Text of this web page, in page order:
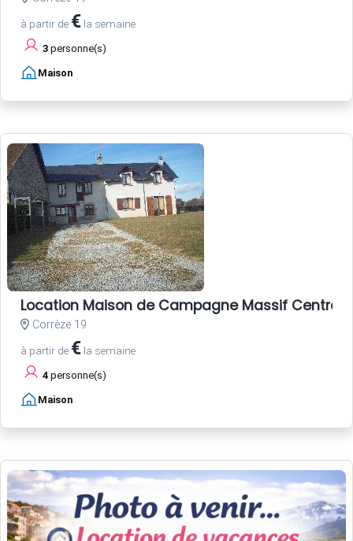
à partir de € la semaine
3 personne(s)
Maison
Location Maison de Campagne Massif Central
Corrèze 19
à partir de € la semaine
4 personne(s)
Maison